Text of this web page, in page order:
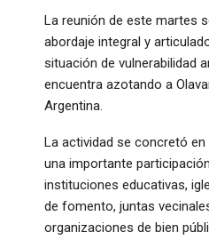
La reunión de este martes
abordaje integral y
situación de vulnerabilidad
encuentra azotando a
Argentina.
La actividad se concretó en
una importante
instituciones educativas,
de fomento, juntas
organizaciones de bien